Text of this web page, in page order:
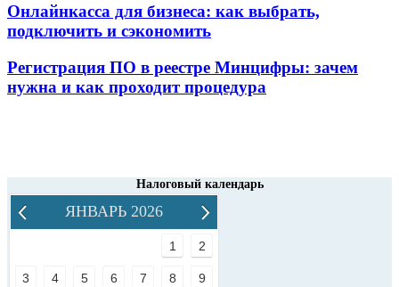
Онлайнкасса для бизнеса: как выбрать,
подключить и сэкономить
Регистрация ПО в реестре Минцифры: зачем
нужна и как проходит процедура
Налоговый календарь
ЯНВАРЬ 2026
1 2
3 4 5 6 7 8 9